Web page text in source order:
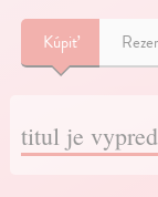
Kúpiť
titul je